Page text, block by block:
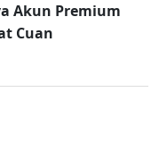
Akun Premium
Cuan